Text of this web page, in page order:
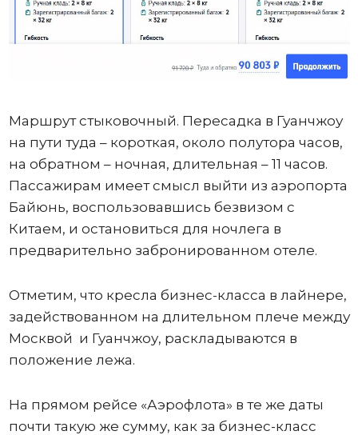
Маршрут стыковочный. Пересадка в Гуанчжоу
на пути туда – короткая, около полутора часов,
на обратном – ночная, длительная – 11 часов.
Пассажирам имеет смысл выйти из аэропорта
Байюнь, воспользовавшись безвизом с
Китаем, и остановиться для ночлега в
предварительно забронированном отеле.
Отметим, что кресла бизнес-класса в лайнере,
задействованном на длительном плече между
Москвой и Гуанчжоу, раскладываются в
положение лежа.
На прямом рейсе «Аэрофлота» в те же даты
почти такую же сумму, как за бизнес-класс